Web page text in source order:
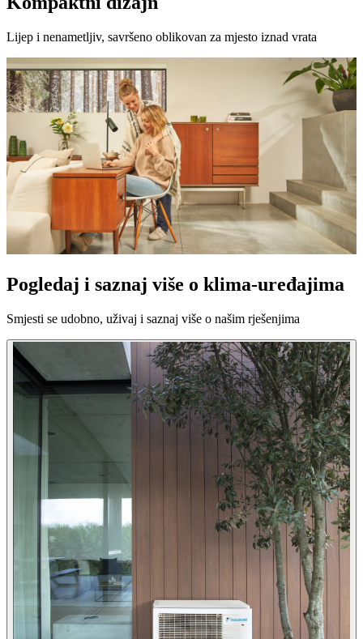
Lijep i nenametljiv, savršeno oblikovan za mjesto iznad vrata
Pogledaj i saznaj više o klima-uređajima
Smjesti se udobno, uživaj i saznaj više o našim rješenjima